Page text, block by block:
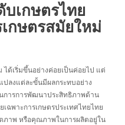
เกษตรไทย
กษตรสมัยใหม่
ได้​เริ่ม​ขึ้น​อย่าง​ค่อย​เป็น​ค่อย​ไป แต่​
ลง​แต่​ละ​ขั้น​มี​ผล​กระทบ​อย่าง​
การการพัฒนาประสิทธิภาพด้าน
ฉพาะการเกษตรประเทศไทยไทย
าพ หรือคุณภาพในการผลิตอยู่ใน